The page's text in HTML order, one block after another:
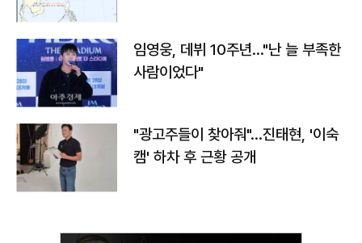
임영웅, 데뷔 10주년…"난 늘 부족한
사람이었다"
"광고주들이 찾아줘"…진태현, '이숙
캠' 하차 후 근황 공개